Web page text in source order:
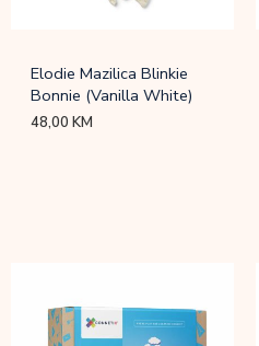
Elodie Mazilica Blinkie
Bonnie (Vanilla White)
48,00KM